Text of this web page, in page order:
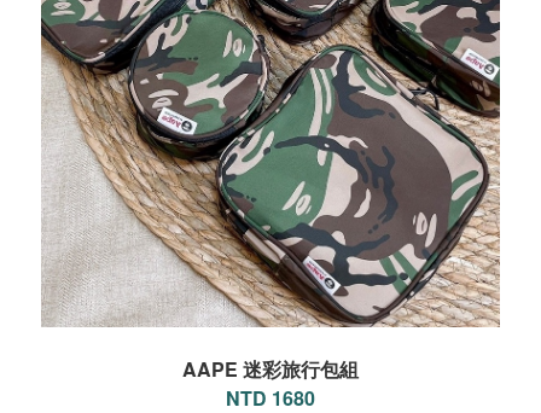
AAPE 迷彩旅行包組
NTD 1680